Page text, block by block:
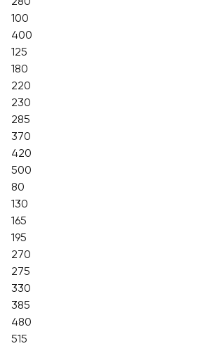
100
400
125
180
220
230
285
370
420
500
80
130
165
195
270
275
330
385
480
515